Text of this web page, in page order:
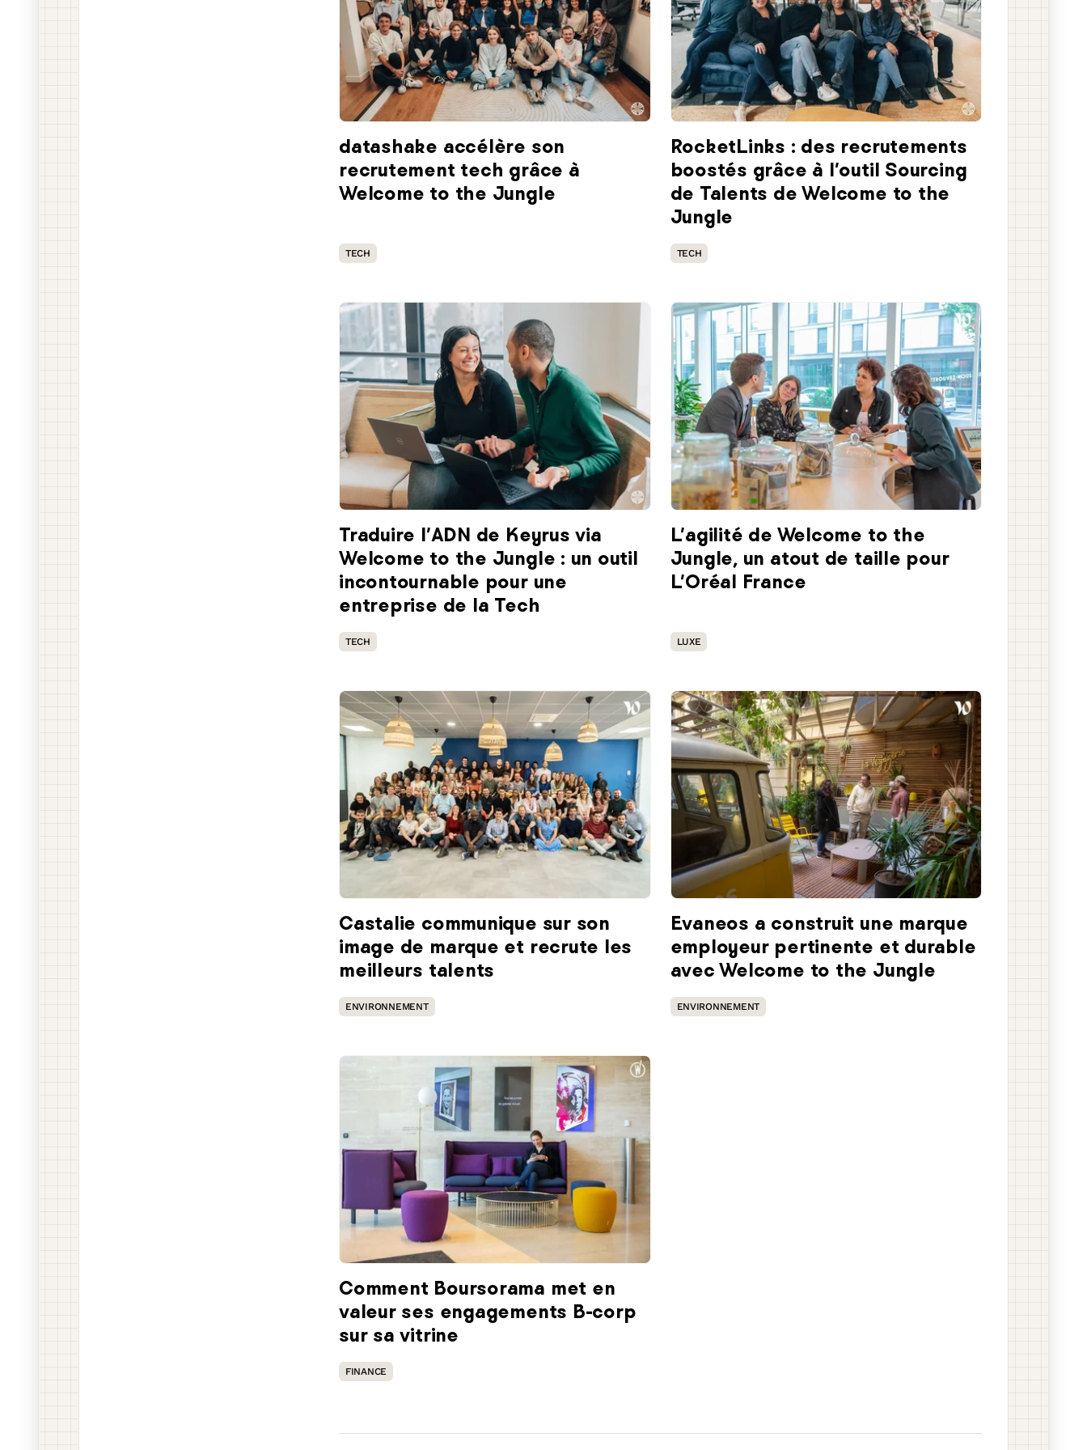
datashake accélère son
recrutement tech grâce à
Welcome to the Jungle
TECH
RocketLinks : des recrutements
boostés grâce à l’outil Sourcing
de Talents de Welcome to the
Jungle
TECH
Traduire l’ADN de Keyrus via
Welcome to the Jungle : un outil
incontournable pour une
entreprise de la Tech
TECH
L’agilité de Welcome to the
Jungle, un atout de taille pour
L’Oréal France
LUXE
Castalie communique sur son
image de marque et recrute les
meilleurs talents
ENVIRONNEMENT
Evaneos a construit une marque
employeur pertinente et durable
avec Welcome to the Jungle
ENVIRONNEMENT
Comment Boursorama met en
valeur ses engagements B-corp
sur sa vitrine
FINANCE